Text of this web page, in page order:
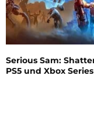
Serious Sam:
PS5 und Xbox